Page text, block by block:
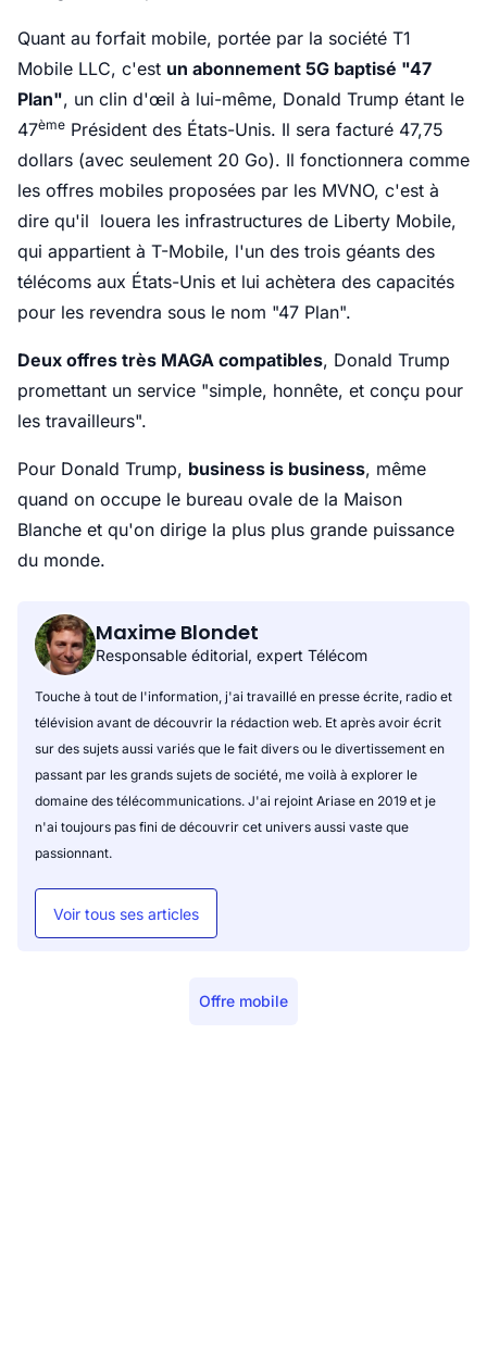
Quant au forfait mobile, portée par la société T1
Mobile LLC, c'est un abonnement 5G baptisé "47
Plan", un clin d'œil à lui-même, Donald Trump étant le
47ème Président des États-Unis. Il sera facturé 47,75
dollars (avec seulement 20 Go). Il fonctionnera comme
les offres mobiles proposées par les MVNO, c'est à
dire qu'il louera les infrastructures de Liberty Mobile,
qui appartient à T-Mobile, l'un des trois géants des
télécoms aux États-Unis et lui achètera des capacités
pour les revendra sous le nom "47 Plan".
Deux offres très MAGA compatibles, Donald Trump
promettant un service "simple, honnête, et conçu pour
les travailleurs".
Pour Donald Trump, business is business, même
quand on occupe le bureau ovale de la Maison
Blanche et qu'on dirige la plus plus grande puissance
du monde.
Maxime Blondet
Responsable éditorial, expert Télécom
Touche à tout de l'information, j'ai travaillé en presse écrite, radio et
télévision avant de découvrir la rédaction web. Et après avoir écrit
sur des sujets aussi variés que le fait divers ou le divertissement en
passant par les grands sujets de société, me voilà à explorer le
domaine des télécommunications. J'ai rejoint Ariase en 2019 et je
n'ai toujours pas fini de découvrir cet univers aussi vaste que
passionnant.
Voir tous ses articles
Offre mobile